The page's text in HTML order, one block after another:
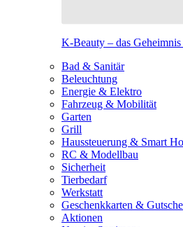
K-Beauty – das
Bad & Sanitär
Beleuchtung
Energie & Elektro
Fahrzeug & Mobilität
Garten
Grill
Haussteuerung & Smart
RC & Modellbau
Sicherheit
Tierbedarf
Werkstatt
Geschenkkarten &
Aktionen